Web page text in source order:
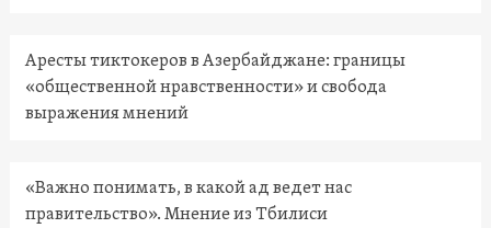
Аресты тиктокеров в Азербайджане: границы
«общественной нравственности» и свобода
выражения мнений
«Важно понимать, в какой ад ведет нас
правительство». Мнение из Тбилиси